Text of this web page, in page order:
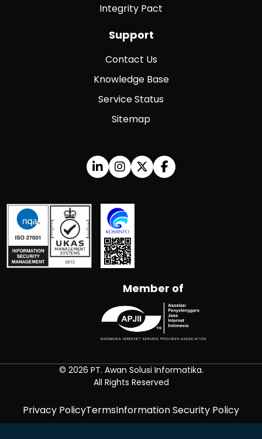
Integrity Pact
Support
Contact Us
Knowledge Base
Service Status
Sitemap
Member of
© 2026 PT. Awan Solusi Informatika.
All Rights Reserved
Privacy PolicyTermsInformation Security Policy